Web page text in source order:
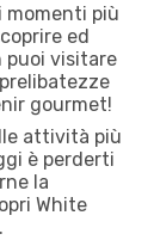
momenti più
ed
puoi visitare
gourmet!
attività più
è perderti
la
White